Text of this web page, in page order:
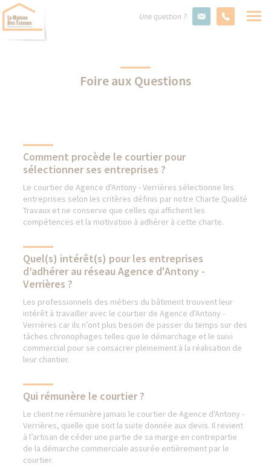
Une question ?
Foire aux Questions
Comment procède le courtier pour
sélectionner ses entreprises ?
Le courtier de Agence d'Antony - Verrières sélectionne les
entreprises selon les critères définis par notre Charte Qualité
Travaux et ne conserve que celles qui affichent les
compétences et la motivation à adhérer à cette charte.
Quel(s) intérêt(s) pour les entreprises
d’adhérer au réseau Agence d'Antony -
Verrières ?
Les professionnels des métiers du bâtiment trouvent leur
intérêt à travailler avec le courtier de Agence d'Antony -
Verrières car ils n’ont plus besoin de passer du temps sur des
tâches chronophages telles que le démarchage et le suivi
commercial pour se consacrer pleinement à la réalisation de
leur chantier.
Qui rémunère le courtier ?
Le client ne rémunère jamais le courtier de Agence d'Antony -
Verrières, quelle que soit la suite donnée aux devis. Il revient
à l’artisan de céder une partie de sa marge en contrepartie
de la démarche commerciale assurée entièrement par le
courtier.